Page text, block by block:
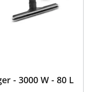
- 3000 W - 80 L